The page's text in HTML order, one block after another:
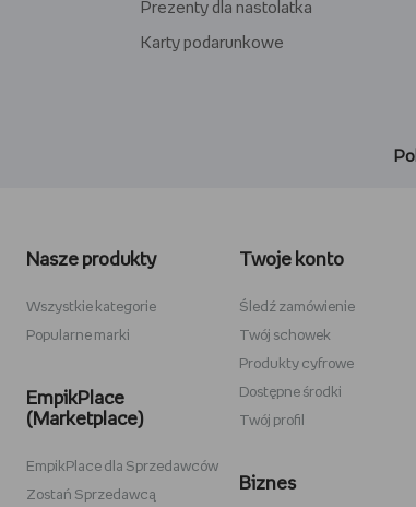
Prezenty dla nastolatka
Karty podarunkowe
Antyramy
Tablety dla dzieci
Zestawy do szkicowania
Nasze produkty
Wszystkie kategorie
Popularne marki
EmpikPlace
(Marketplace)
EmpikPlace dla Sprzedawców
Zostań Sprzedawcą
Twoje konto
Śledź zamówienie
Twój schowek
Produkty cyfrowe
Dostępne środki
Twój profil
Biznes